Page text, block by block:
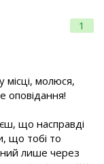
1
місці, молюся,
оповідання!
що насправді
що тобі то
лише через